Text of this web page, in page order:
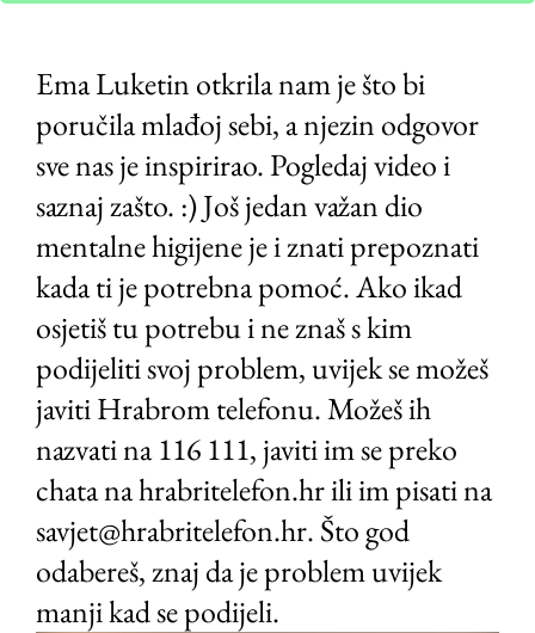
Ema Luketin otkrila nam je što bi
poručila mlađoj sebi, a njezin odgovor
sve nas je inspirirao. Pogledaj video i
saznaj zašto. :) Još jedan važan dio
mentalne higijene je i znati prepoznati
kada ti je potrebna pomoć. Ako ikad
osjetiš tu potrebu i ne znaš s kim
podijeliti svoj problem, uvijek se možeš
javiti Hrabrom telefonu. Možeš ih
nazvati na 116 111, javiti im se preko
chata na hrabritelefon.hr ili im pisati na
savjet@hrabritelefon.hr. Što god
odabereš, znaj da je problem uvijek
manji kad se podijeli.